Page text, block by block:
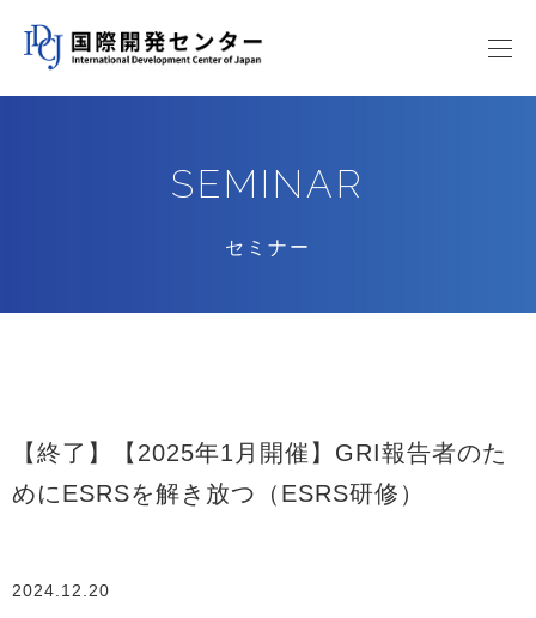
SEMINAR
セミナー
【終了】【2025年1月開催】GRI報告者のた
めにESRSを解き放つ（ESRS研修）
2024.12.20